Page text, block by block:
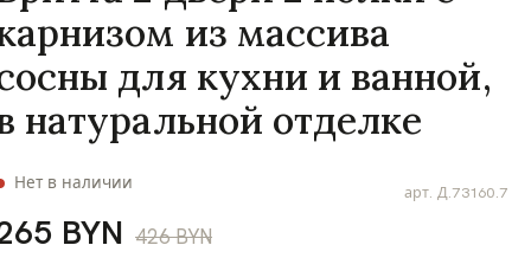
арт. Д.73160.7
Нет в наличии
из массива
для кухни и ванной,
натуральной отделке
BYN 426 BYN